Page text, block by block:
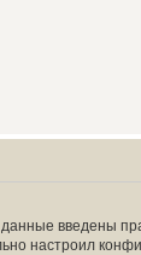
введены
настроил